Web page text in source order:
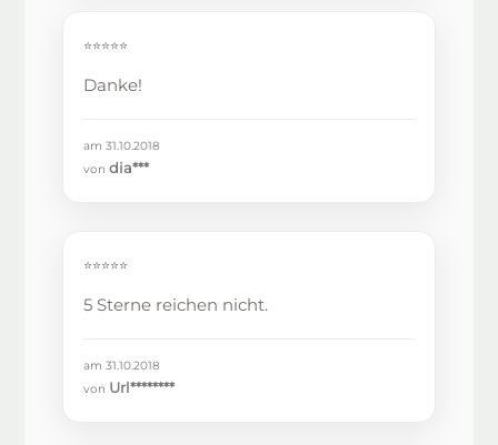
⭐⭐⭐⭐⭐
Danke!
am 31.10.2018
vondia***
⭐⭐⭐⭐⭐
5 Sterne reichen nicht.
am 31.10.2018
von Url********